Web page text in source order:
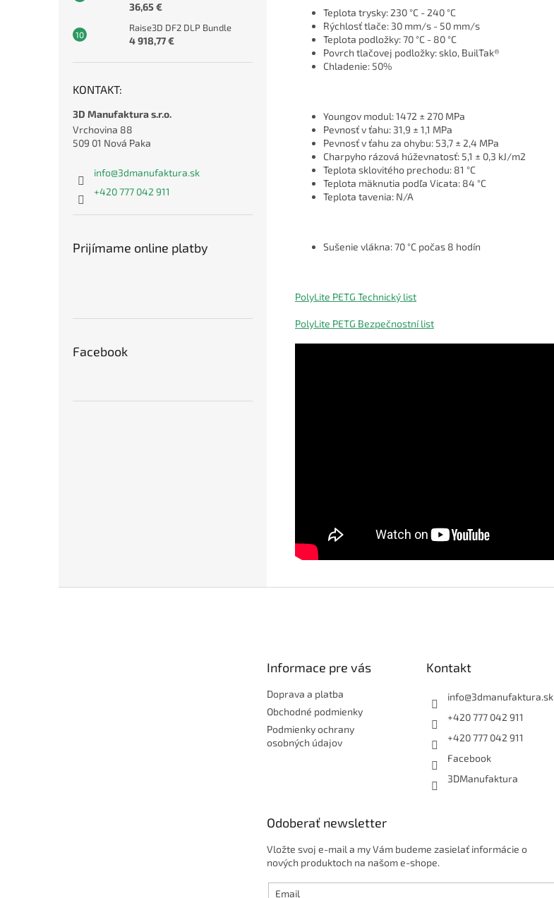
36,65 €
Raise3D DF2 DLP Bundle
4 918,77 €
KONTAKT:
3D Manufaktura s.r.o.
Vrchovina 88
509 01 Nová Paka
info@3dmanufaktura.sk
+420 777 042 911
Prijímame online platby
Facebook
Teplota trysky: 230 °C - 240 °C
Rýchlosť tlače: 30 mm/s - 50 mm/s
Teplota podložky: 70 °C - 80 °C
Povrch tlačovej podložky: sklo, BuilTak®
Chladenie: 50%
Youngov modul: 1472 ± 270 MPa
Pevnosť v ťahu: 31,9 ± 1,1 MPa
Pevnosť v ťahu za ohybu: 53,7 ± 2,4 MPa
Charpyho rázová húževnatosť: 5,1 ± 0,3 kJ/m2
Teplota sklovitého prechodu: 81 °C
Teplota mäknutia podľa Vicata: 84 °C
Teplota tavenia: N/A
Sušenie vlákna: 70 °C počas 8 hodín
PolyLite PETG Technický list
PolyLite PETG Bezpečnostní list
Informace pre vás
Doprava a platba
Obchodné podmienky
Podmienky ochrany
osobných údajov
Kontakt
info@3dmanufaktura.sk
+420 777 042 911
+420 777 042 911
Facebook
3DManufaktura
Odoberať newsletter
Vložte svoj e-mail a my Vám budeme zasielať informácie o
nových produktoch na našom e-shope.
Email